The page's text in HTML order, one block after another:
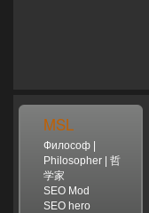
MSL
Философ |
Philosopher | 哲
学家
SEO Mod
SEO hero